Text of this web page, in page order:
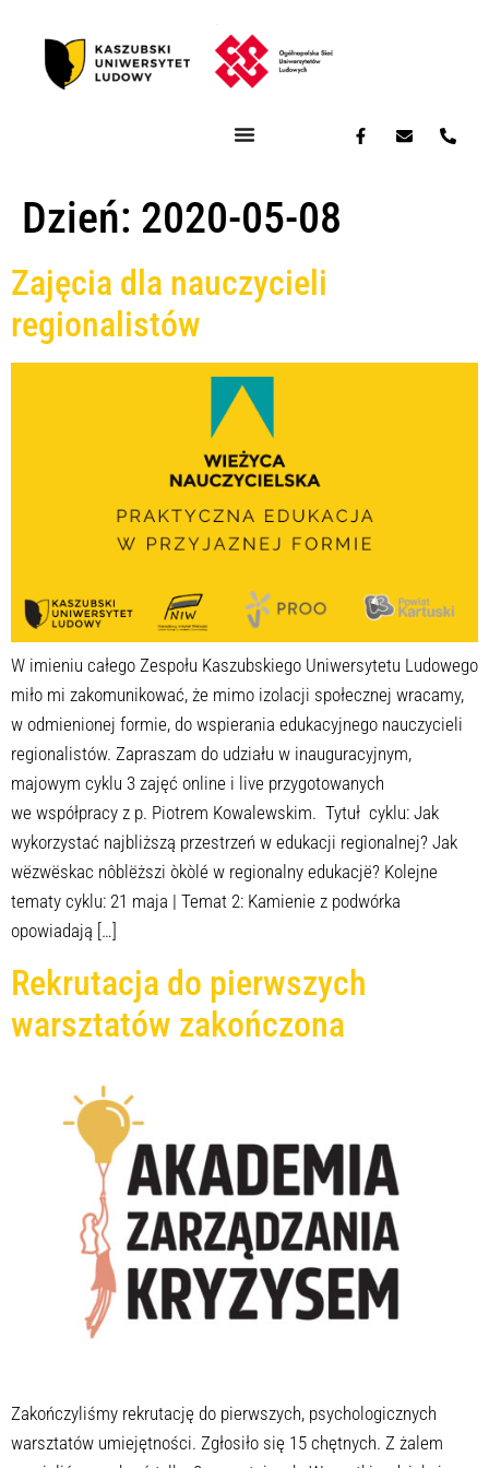
Dzień: 2020-05-08
Zajęcia dla nauczycieli
regionalistów
W imieniu całego Zespołu Kaszubskiego Uniwersytetu Ludowego
miło mi zakomunikować, że mimo izolacji społecznej wracamy,
w odmienionej formie, do wspierania edukacyjnego nauczycieli
regionalistów. Zapraszam do udziału w inauguracyjnym,
majowym cyklu 3 zajęć online i live przygotowanych
we współpracy z p. Piotrem Kowalewskim. Tytuł cyklu: Jak
wykorzystać najbliższą przestrzeń w edukacji regionalnej? Jak
wëzwëskac nôblëższi òkòlé w regionalny edukacjë? Kolejne
tematy cyklu: 21 maja | Temat 2: Kamienie z podwórka
opowiadają […]
Rekrutacja do pierwszych
warsztatów zakończona
Zakończyliśmy rekrutację do pierwszych, psychologicznych
warsztatów umiejętności. Zgłosiło się 15 chętnych. Z żalem